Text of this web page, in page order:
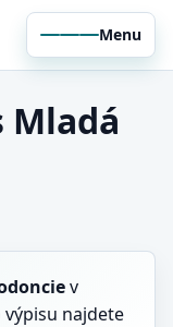
Menu
Mladá
v
výpisu najdete